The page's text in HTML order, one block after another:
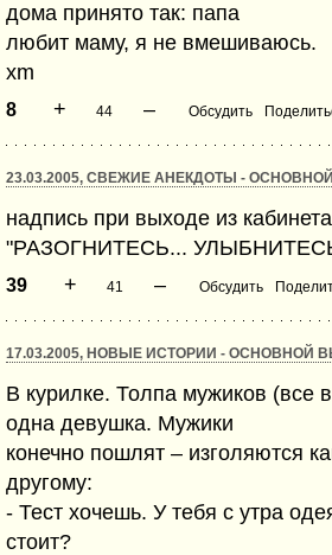
дома принято так: папа
любит маму, я не вмешиваюсь.
xm
8 + 44 – Обсудить
23.03.2005, СВЕЖИЕ АНЕКДОТЫ -
надпись при выходе из
"РАЗОГНИТЕСЬ...
39 + 41 – Обсудить
17.03.2005, НОВЫЕ ИСТОРИИ - ОСНОВНОЙ
В курилке. Толпа мужиков (все
одна девушка. Мужики
конечно пошлят – изголяются
другому:
- Тест хочешь. У тебя с утра
стоит?